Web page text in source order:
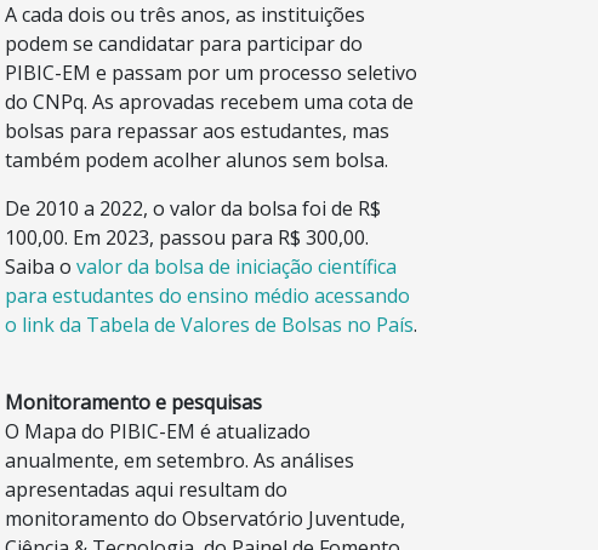
A cada dois ou três anos, as instituições
podem se candidatar para participar do
PIBIC-EM e passam por um processo seletivo
do CNPq. As aprovadas recebem uma cota de
bolsas para repassar aos estudantes, mas
também podem acolher alunos sem bolsa.
De 2010 a 2022, o valor da bolsa foi de R$
100,00. Em 2023, passou para R$ 300,00.
Saiba ovalor da bolsa de iniciação científica
para estudantes do ensino médio acessando
o link da Tabela de Valores de Bolsas no País.
Monitoramento e pesquisas
O Mapa do PIBIC-EM é atualizado
anualmente, em setembro. As análises
apresentadas aqui resultam do
monitoramento do Observatório Juventude,